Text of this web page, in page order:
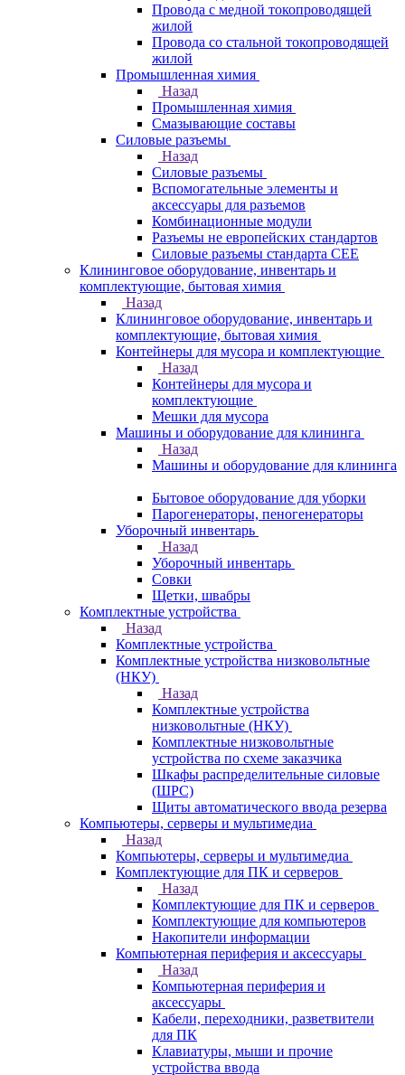
Провода с медной токопроводящей
жилой
Провода со стальной токопроводящей
жилой
Промышленная химия
Назад
Промышленная химия
Смазывающие составы
Силовые разъемы
Назад
Силовые разъемы
Вспомогательные элементы и
аксессуары для разъемов
Комбинационные модули
Разъемы не европейских стандартов
Силовые разъемы стандарта CEE
Клининговое оборудование, инвентарь и
комплектующие, бытовая химия
Назад
Клининговое оборудование, инвентарь и
комплектующие, бытовая химия
Контейнеры для мусора и комплектующие
Назад
Контейнеры для мусора и
комплектующие
Мешки для мусора
Машины и оборудование для клининга
Назад
Машины и оборудование для клининга
Бытовое оборудование для уборки
Парогенераторы, пеногенераторы
Уборочный инвентарь
Назад
Уборочный инвентарь
Совки
Щетки, швабры
Комплектные устройства
Назад
Комплектные устройства
Комплектные устройства низковольтные
(НКУ)
Назад
Комплектные устройства
низковольтные (НКУ)
Комплектные низковольтные
устройства по схеме заказчика
Шкафы распределительные силовые
(ШРС)
Щиты автоматического ввода резерва
Компьютеры, серверы и мультимедиа
Назад
Компьютеры, серверы и мультимедиа
Комплектующие для ПК и серверов
Назад
Комплектующие для ПК и серверов
Комплектующие для компьютеров
Накопители информации
Компьютерная периферия и аксессуары
Назад
Компьютерная периферия и
аксессуары
Кабели, переходники, разветвители
для ПК
Клавиатуры, мыши и прочие
устройства ввода